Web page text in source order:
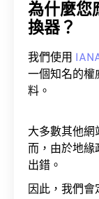
為什麼您
換器？
我們使用
一個知名的權
料。
大多數其他
而，由於地緣
出錯。
因此，我們